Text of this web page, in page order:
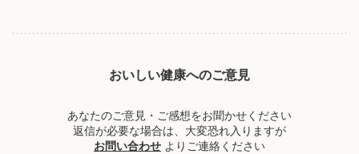
おいしい健康へのご意見
あなたのご意見・ご感想をお聞かせください
返信が必要な場合は、大変恐れ入りますが
お問い合わせ よりご連絡ください